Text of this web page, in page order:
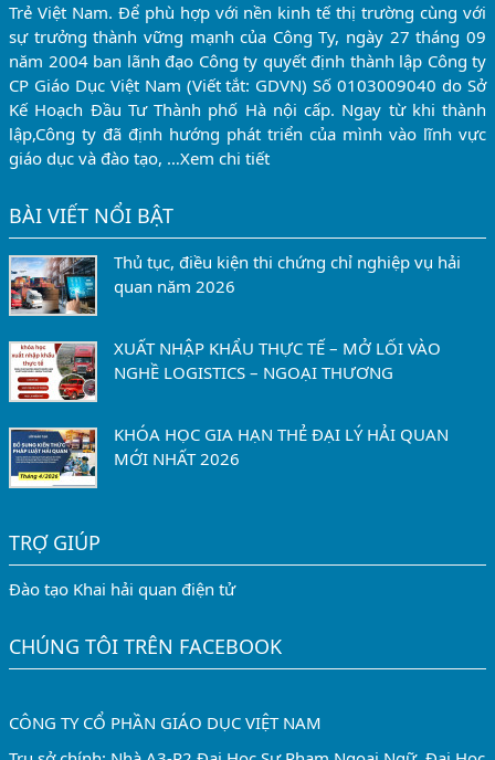
Trẻ Việt Nam. Để phù hợp với nền kinh tế thị trường cùng với
sự trưởng thành vững mạnh của Công Ty, ngày 27 tháng 09
năm 2004 ban lãnh đạo Công ty quyết định thành lập Công ty
CP Giáo Dục Việt Nam (Viết tắt: GDVN) Số 0103009040 do Sở
Kế Hoạch Đầu Tư Thành phố Hà nội cấp. Ngay từ khi thành
lập,Công ty đã định hướng phát triển của mình vào lĩnh vực
giáo dục và đào tạo, …Xem chi tiết
BÀI VIẾT NỔI BẬT
Thủ tục, điều kiện thi chứng chỉ nghiệp vụ hải
quan năm 2026
XUẤT NHẬP KHẨU THỰC TẾ – MỞ LỐI VÀO
NGHỀ LOGISTICS – NGOẠI THƯƠNG
KHÓA HỌC GIA HẠN THẺ ĐẠI LÝ HẢI QUAN
MỚI NHẤT 2026
TRỢ GIÚP
Đào tạo Khai hải quan điện tử
CHÚNG TÔI TRÊN FACEBOOK
CÔNG TY CỔ PHẦN GIÁO DỤC VIỆT NAM